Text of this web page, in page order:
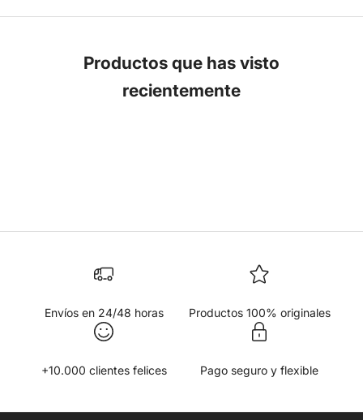
Productos que has visto
recientemente
Envíos en 24/48 horas Productos 100% originales
+10.000 clientes felices Pago seguro y flexible